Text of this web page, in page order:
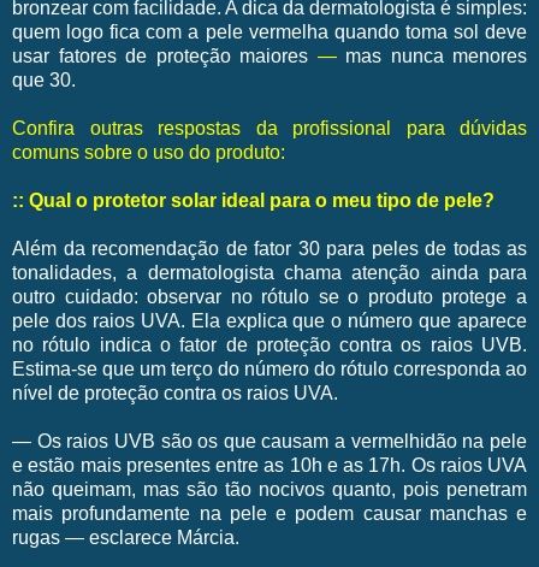
bronzear com facilidade. A dica da dermatologista é simples:
quem logo fica com a pele vermelha quando toma sol deve
usar fatores de proteção maiores —mas nunca menores
que 30.
Confira outras respostas da profissional para dúvidas
comuns sobre o uso do produto:
:: Qual o protetor solar ideal para o meu tipo de pele?
Além da recomendação de fator 30 para peles de todas as
tonalidades, a dermatologista chama atenção ainda para
outro cuidado: observar no rótulo se o produto protege a
pele dos raios UVA. Ela explica que o número que aparece
no rótulo indica o fator de proteção contra os raios UVB.
Estima-se que um terço do número do rótulo corresponda ao
nível de proteção contra os raios UVA.
— Os raios UVB são os que causam a vermelhidão na pele
e estão mais presentes entre as 10h e as 17h. Os raios UVA
não queimam, mas são tão nocivos quanto, pois penetram
mais profundamente na pele e podem causar manchas e
rugas — esclarece Márcia.